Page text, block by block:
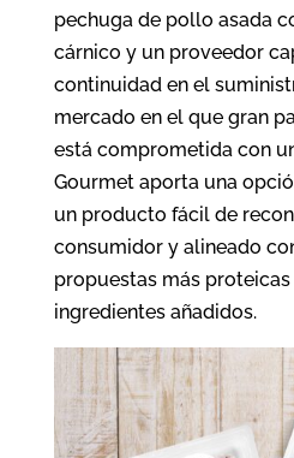
pechuga de pollo asada
cárnico y un proveedor
continuidad en el
mercado en el que gran
está comprometida con
Gourmet aporta una
un producto fácil de
consumidor y alineado
propuestas más
ingredientes añadidos.​